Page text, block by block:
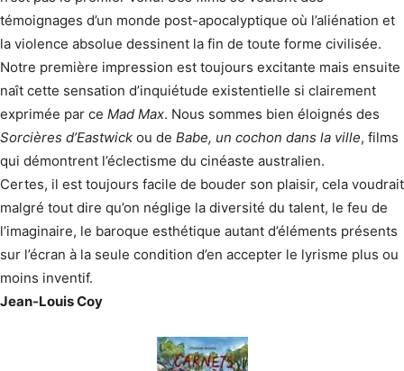
témoignages d’un monde post-apocalyptique où l’aliénation et
la violence absolue dessinent la fin de toute forme civilisée.
Notre première impression est toujours excitante mais ensuite
naît cette sensation d’inquiétude existentielle si clairement
exprimée par ce Mad Max. Nous sommes bien éloignés des
Sorcières d’Eastwick ou de Babe, un cochon dans la ville, films
qui démontrent l’éclectisme du cinéaste australien.
Certes, il est toujours facile de bouder son plaisir, cela voudrait
malgré tout dire qu’on néglige la diversité du talent, le feu de
l’imaginaire, le baroque esthétique autant d’éléments présents
sur l’écran à la seule condition d’en accepter le lyrisme plus ou
moins inventif.
Jean-Louis Coy